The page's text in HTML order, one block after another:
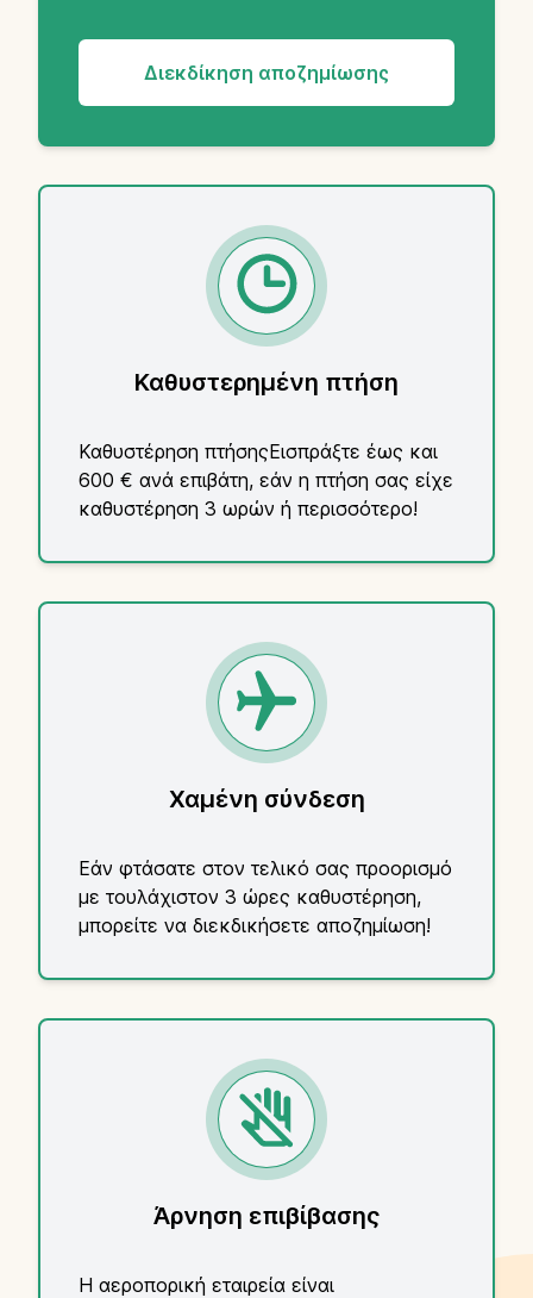
Διεκδίκηση αποζημίωσης
Καθυστερημένη πτήση
Καθυστέρηση πτήσηςΕισπράξτε έως και
600 € ανά επιβάτη, εάν η πτήση σας είχε
καθυστέρηση 3 ωρών ή περισσότερο!
Χαμένη σύνδεση
Εάν φτάσατε στον τελικό σας προορισμό
με τουλάχιστον 3 ώρες καθυστέρηση,
μπορείτε να διεκδικήσετε αποζημίωση!
Άρνηση επιβίβασης
Η αεροπορική εταιρεία είναι